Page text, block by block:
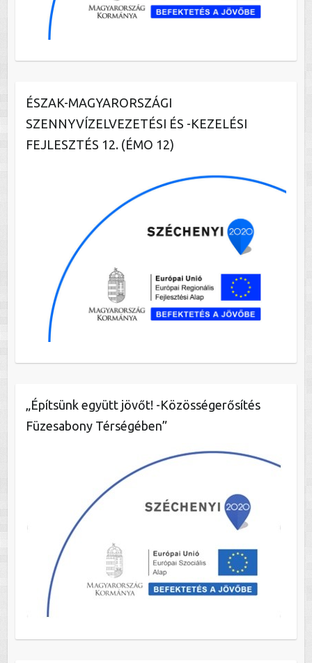
ÉSZAK-MAGYARORSZÁGI
SZENNYVÍZELVEZETÉSI ÉS -KEZELÉSI
FEJLESZTÉS 12. (ÉMO 12)
„Építsünk együtt jövőt! -Közösségerősítés
Füzesabony Térségében”